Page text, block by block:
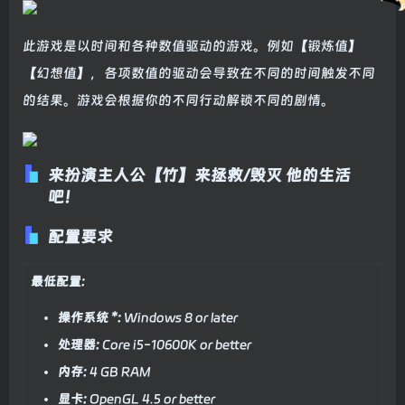
此游戏是以时间和各种数值驱动的游戏。例如【锻炼值】
【幻想值】，各项数值的驱动会导致在不同的时间触发不同
的结果。游戏会根据你的不同行动解锁不同的剧情。
来扮演主人公【竹】来拯救/毁灭 他的生活
吧！
配置要求
最低配置:
操作系统 *: Windows 8 or later
处理器:Core i5-10600K or better
内存:4 GB RAM
显卡:OpenGL 4.5 or better